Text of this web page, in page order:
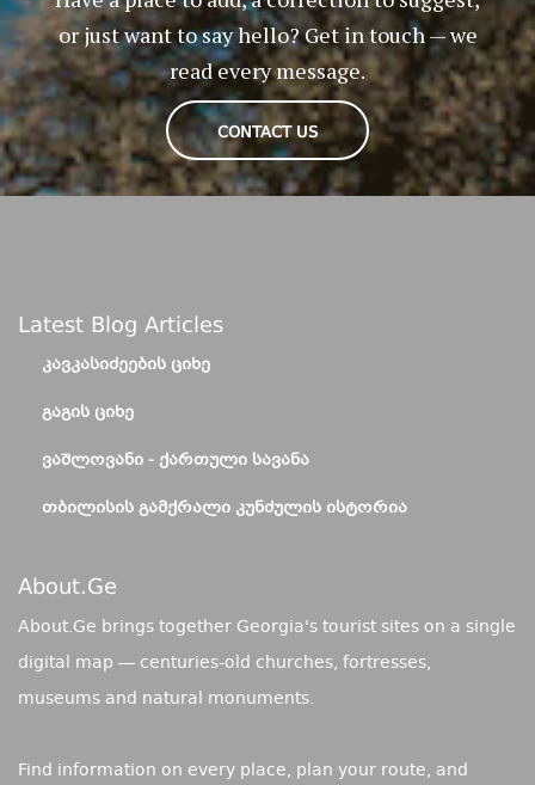
or just want to say hello? Get in touch — we
read every message.
CONTACT US
Latest Blog Articles
ᲙᲐᲕᲙᲐᲡᲘᲫᲔᲔᲑᲘᲡ ᲪᲘᲮᲔ
ᲒᲐᲒᲘᲡ ᲪᲘᲮᲔ
ᲕᲐᲨᲚᲝᲕᲐᲜᲘ - ᲥᲐᲠᲗᲣᲚᲘ ᲡᲐᲕᲐᲜᲐ
ᲗᲑᲘᲚᲘᲡᲘᲡ ᲒᲐᲛᲥᲠᲐᲚᲘ ᲙᲣᲜᲫᲣᲚᲘᲡ ᲘᲡᲢᲝᲠᲘᲐ
About.ge
About.Ge brings together Georgia's tourist sites on a single
digital map — centuries-old churches, fortresses,
museums and natural monuments.
Find information on every place, plan your route, and